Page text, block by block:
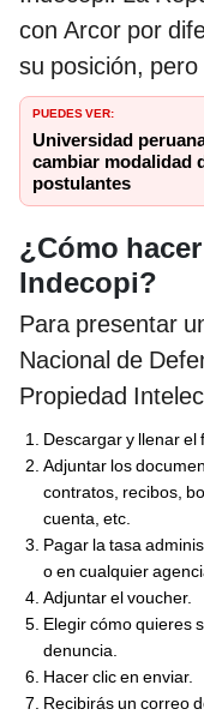
con Arcor por
su posición,
PUEDES VER:
Universidad
cambiar modalidad
postulantes
¿Cómo
Indecopi?
Para presentar
Nacional de
Propiedad
Descargar y llenar el
Adjuntar los
contratos, recibos,
cuenta, etc.
Pagar la tasa
o en cualquier
Adjuntar el voucher.
Elegir cómo quieres
denuncia.
Hacer clic en enviar.
Recibirás un correo